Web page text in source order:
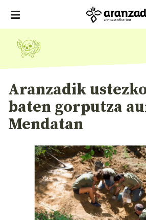
Aranzadik
baten gorputza
Mendatan